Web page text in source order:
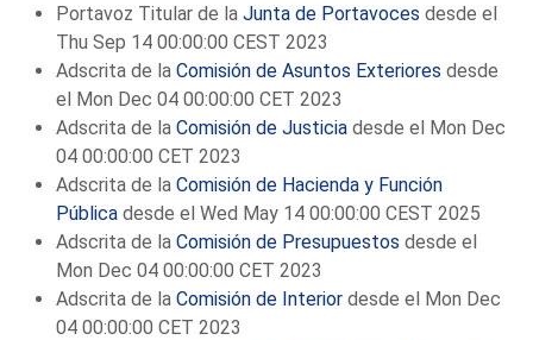
Portavoz Titular de laJunta de Portavoces desde el
Thu Sep 14 00:00:00 CEST 2023
Adscrita de laComisión de Asuntos Exteriores desde
el Mon Dec 04 00:00:00 CET 2023
Adscrita de laComisión de Justicia desde el Mon Dec
04 00:00:00 CET 2023
Adscrita de laComisión de Hacienda y Función
Pública desde el Wed May 14 00:00:00 CEST 2025
Adscrita de laComisión de Presupuestos desde el
Mon Dec 04 00:00:00 CET 2023
Adscrita de laComisión de Interior desde el Mon Dec
04 00:00:00 CET 2023